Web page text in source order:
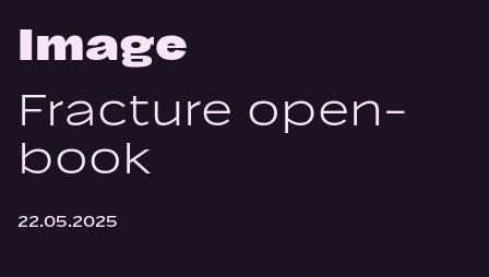
Image
Fracture open-
book
22.05.2025